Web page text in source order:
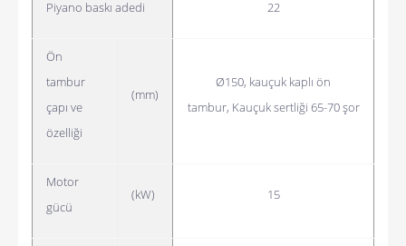
Piyano baskı adedi 22
Ön
tambur
çapı ve
özelliği
(mm)
Ø150, kauçuk kaplı ön
tambur, Kauçuk sertliği 65-70 şor
Motor
gücü
(kW) 15